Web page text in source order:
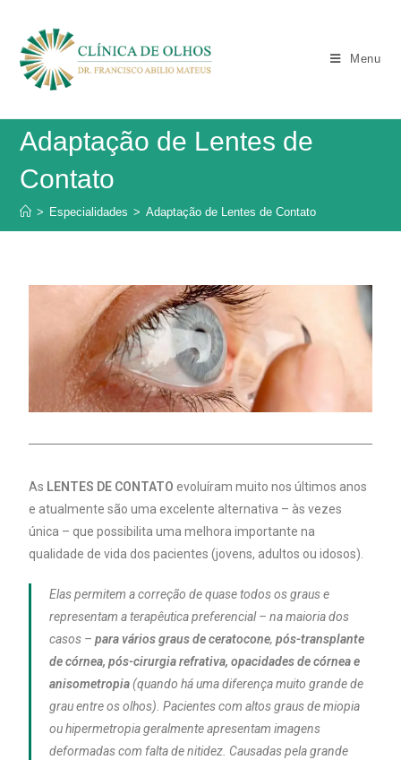
Menu
Adaptação de Lentes de
Contato
> Especialidades > Adaptação de Lentes de Contato
As LENTES DE CONTATO evoluíram muito nos últimos anos
e atualmente são uma excelente alternativa – às vezes
única – que possibilita uma melhora importante na
qualidade de vida dos pacientes (jovens, adultos ou idosos).
Elas permitem a correção de quase todos os graus e
representam a terapêutica preferencial – na maioria dos
casos –para vários graus de ceratocone,pós-transplante
de córnea, pós-cirurgia refrativa, opacidades de córnea e
anisometropia(quando há uma diferença muito grande de
grau entre os olhos). Pacientes com altos graus de miopia
ou hipermetropia geralmente apresentam imagens
deformadas com falta de nitidez. Causadas pela grande